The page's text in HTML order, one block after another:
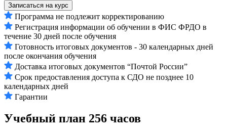
Записаться на курс
Программа не подлежит корректированию
Регистрация информации об обучении в ФИС ФРДО в
течение 30 дней после обучения
Готовность итоговых документов - 30 календарных дней
после окончания обучения
Доставка итоговых документов “Почтой России”
Срок предоставления доступа к СДО не позднее 10
календарных дней
Гарантии
Учебный план 256 часов